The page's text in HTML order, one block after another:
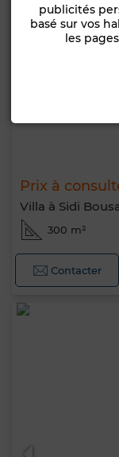
Prix à
Villa à Sidi
300 m²
Contacter
publicités
basé sur vos
les